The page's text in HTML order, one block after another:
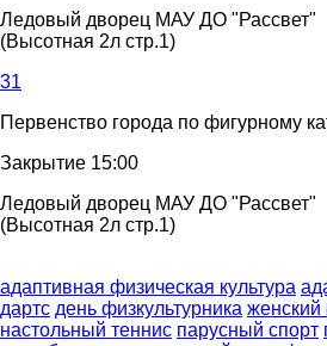
Ледовый дворец МАУ ДО "Рассвет"
(Высотная 2л стр.1)
31
Первенство города по фигурному
Закрытие 15:00
Ледовый дворец МАУ ДО "Рассвет"
(Высотная 2л стр.1)
адаптивная физическая культура
дартс день физкультурника женский
настольный теннис парусный спорт